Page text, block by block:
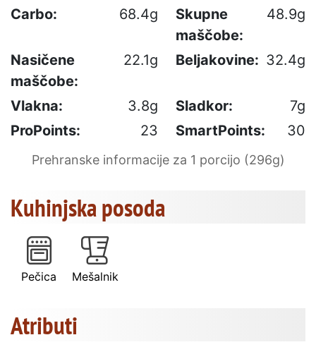
Carbo: 68.4g
Skupne
maščobe:
48.9g
Nasičene
maščobe:
22.1g Beljakovine: 32.4g
Vlakna: 3.8g Sladkor:
7g
ProPoints:
23 SmartPoints: 30
Prehranske informacije za 1 porcijo (296g)
Kuhinjska posoda
Pečica Mešalnik
Atributi